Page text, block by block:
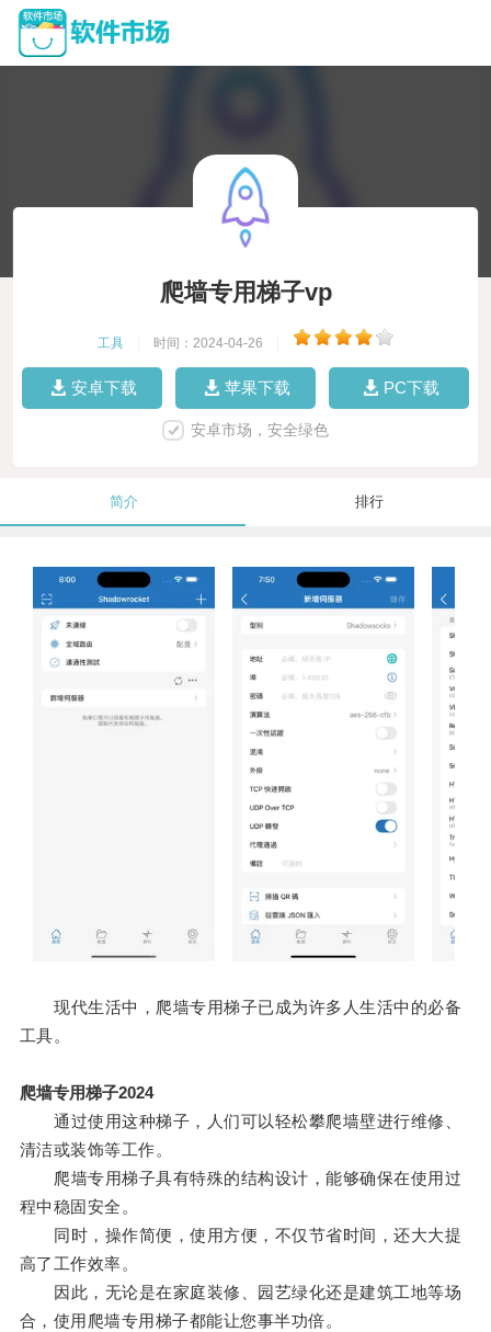
爬墙专用梯子vp
工具 时间：2024-04-26
安卓下载 苹果下载 PC下载
安卓市场，安全绿色
简介 排行
现代生活中，爬墙专用梯子已成为许多人生活中的必备
工具。
爬墙专用梯子2024
通过使用这种梯子，人们可以轻松攀爬墙壁进行维修、
清洁或装饰等工作。
爬墙专用梯子具有特殊的结构设计，能够确保在使用过
程中稳固安全。
同时，操作简便，使用方便，不仅节省时间，还大大提
高了工作效率。
因此，无论是在家庭装修、园艺绿化还是建筑工地等场
合，使用爬墙专用梯子都能让您事半功倍。